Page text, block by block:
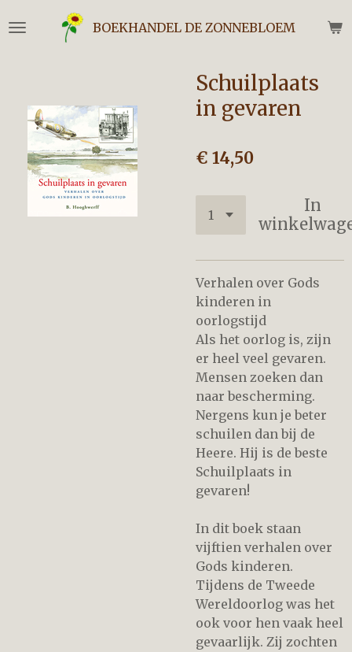
direct
BOEKHANDEL DE ZONNEBLOEM
Schuilplaats
in gevaren
€ 14,50
In
Verhalen over Gods
kinderen in
oorlogstijd
Als het oorlog is, zijn
er heel veel gevaren.
Mensen zoeken dan
naar bescherming.
Nergens kun je beter
schuilen dan bij de
Heere. Hij is de beste
Schuilplaats in
gevaren!
In dit boek staan
vijftien verhalen over
Gods kinderen.
Tijdens de Tweede
Wereldoorlog was het
ook voor hen vaak heel
gevaarlijk. Zij zochten